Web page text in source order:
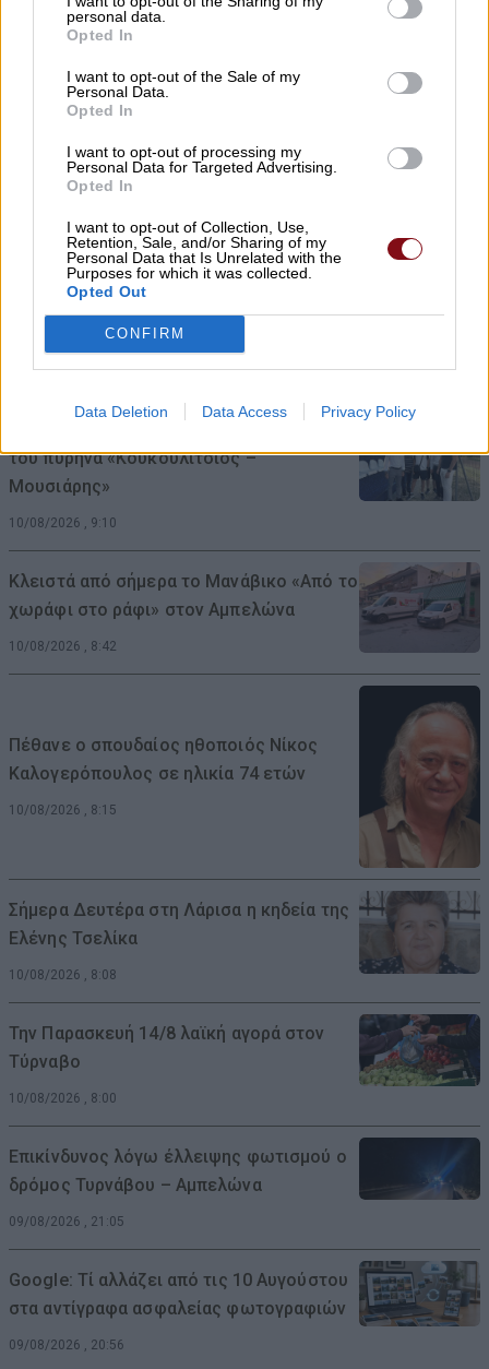
personal data.
Opted In
I want to opt-out of the Sale of my
Personal Data.
Opted In
I want to opt-out of processing my
Personal Data for Targeted Advertising.
Opted In
I want to opt-out of Collection, Use,
Retention, Sale, and/or Sharing of my
Personal Data that Is Unrelated with the
Purposes for which it was collected.
Opted Out
CONFIRM
Data Deletion Data Access Privacy Policy
στους Γόννους η κηδεία του
Ασυναγώνιστες προσφορές ενόψει
δεκαπενταύγουστου στο κρεοπωλείο
10/08/2026 , 10:09
Ανακοίνωση της ΕΛΜΕ Ν. Λάρισας για τη
σύλληψη του προέδρου του Ε.Κ.Λ.
10/08/2026 , 9:46
του πυρήνα «Κουκουλίτσιος –
Μουσιάρης»
10/08/2026 , 9:10
Κλειστά από σήμερα το Μανάβικο «Από το
χωράφι στο ράφι» στον Αμπελώνα
10/08/2026 , 8:42
Πέθανε ο σπουδαίος ηθοποιός Νίκος
Καλογερόπουλος σε ηλικία 74 ετών
10/08/2026 , 8:15
Σήμερα Δευτέρα στη Λάρισα η κηδεία της
Ελένης Τσελίκα
10/08/2026 , 8:08
Την Παρασκευή 14/8 λαϊκή αγορά στον
Τύρναβο
10/08/2026 , 8:00
Επικίνδυνος λόγω έλλειψης φωτισμού ο
δρόμος Τυρνάβου – Αμπελώνα
09/08/2026 , 21:05
Google: Τί αλλάζει από τις 10 Αυγούστου
στα αντίγραφα ασφαλείας φωτογραφιών
09/08/2026 , 20:56